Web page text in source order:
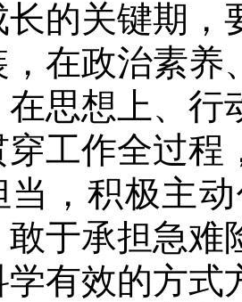
长的关键期，
，在政治素养
在思想上、行
穿工作全过程
当，积极主
敢于承担急难
学有效的方式